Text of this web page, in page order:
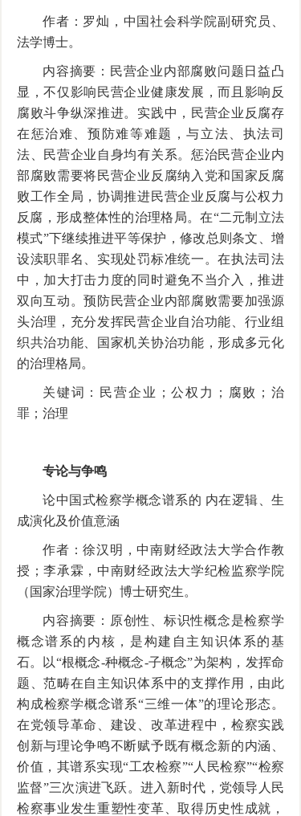
作者：罗灿，中国社会科学院副研究员、
法学博士。
内容摘要：民营企业内部腐败问题日益凸
显，不仅影响民营企业健康发展，而且影响反
腐败斗争纵深推进。实践中，民营企业反腐存
在惩治难、预防难等难题，与立法、执法司
法、民营企业自身均有关系。惩治民营企业内
部腐败需要将民营企业反腐纳入党和国家反腐
败工作全局，协调推进民营企业反腐与公权力
反腐，形成整体性的治理格局。在“二元制立法
模式”下继续推进平等保护，修改总则条文、增
设渎职罪名、实现处罚标准统一。在执法司法
中，加大打击力度的同时避免不当介入，推进
双向互动。预防民营企业内部腐败需要加强源
头治理，充分发挥民营企业自治功能、行业组
织共治功能、国家机关协治功能，形成多元化
的治理格局。
关键词：民营企业；公权力；腐败；治
罪；治理
专论与争鸣
论中国式检察学概念谱系的 内在逻辑、生
成演化及价值意涵
作者：徐汉明，中南财经政法大学合作教
授；李承霖，中南财经政法大学纪检监察学院
（国家治理学院）博士研究生。
内容摘要：原创性、标识性概念是检察学
概念谱系的内核，是构建自主知识体系的基
石。以“根概念-种概念-子概念”为架构，发挥命
题、范畴在自主知识体系中的支撑作用，由此
构成检察学概念谱系“三维一体”的理论形态。
在党领导革命、建设、改革进程中，检察实践
创新与理论争鸣不断赋予既有概念新的内涵、
价值，其谱系实现“工农检察”“人民检察”“检察
监督”三次演进飞跃。进入新时代，党领导人民
检察事业发生重塑性变革、取得历史性成就，